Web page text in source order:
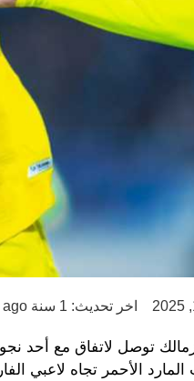
اخر تحديث: 1 سنة ago
توصل لاتفاق مع أحد
الأحمر تجاه لاعبي